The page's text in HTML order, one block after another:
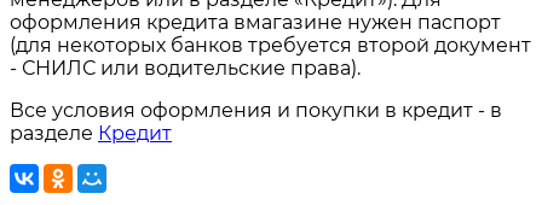
оформления кредита вмагазине нужен паспорт
(для некоторых банков требуется второй документ
- СНИЛС или водительские права).
Все условия оформления и покупки в кредит - в
разделе Кредит